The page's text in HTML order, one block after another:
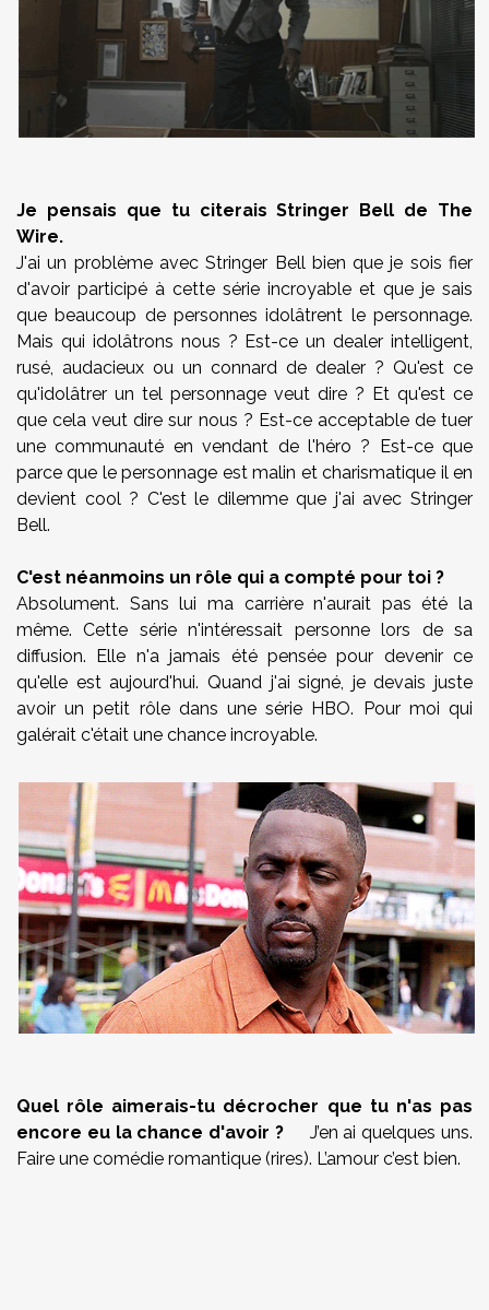
Je pensais que tu citerais Stringer Bell de The
Wire.
J'ai un problème avec Stringer Bell bien que je sois fier
d'avoir participé à cette série incroyable et que je sais
que beaucoup de personnes idolâtrent le personnage.
Mais qui idolâtrons nous ? Est-ce un dealer intelligent,
rusé, audacieux ou un connard de dealer ? Qu'est ce
qu'idolâtrer un tel personnage veut dire ? Et qu'est ce
que cela veut dire sur nous ? Est-ce acceptable de tuer
une communauté en vendant de l'héro ? Est-ce que
parce que le personnage est malin et charismatique il en
devient cool ? C'est le dilemme que j'ai avec Stringer
Bell.
C'est néanmoins un rôle qui a compté pour toi ?
Absolument. Sans lui ma carrière n'aurait pas été la
même. Cette série n'intéressait personne lors de sa
diffusion. Elle n'a jamais été pensée pour devenir ce
qu'elle est aujourd'hui. Quand j'ai signé, je devais juste
avoir un petit rôle dans une série HBO. Pour moi qui
galérait c'était une chance incroyable.
Quel rôle aimerais-tu décrocher que tu n'as pas
encore eu la chance d'avoir ? J’en ai quelques uns.
Faire une comédie romantique (rires). L’amour c’est bien.